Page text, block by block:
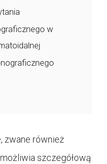
w
zwane również
szczegółową